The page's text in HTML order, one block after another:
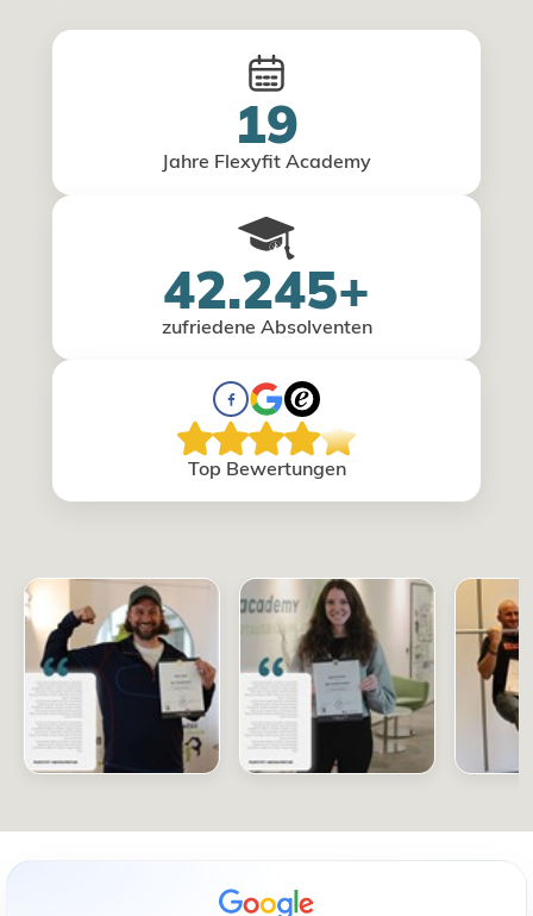
19
Jahre Flexyfit Academy
42.245+
zufriedene Absolventen
Top Bewertungen